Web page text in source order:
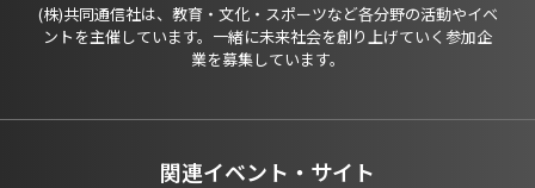
(株)共同通信社は、教育・文化・スポーツなど各分野の活動やイベ
ントを主催しています。一緒に未来社会を創り上げていく参加企
業を募集しています。
関連イベント・サイト